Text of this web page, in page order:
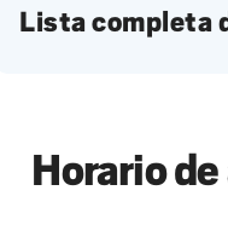
Lista completa
Horario